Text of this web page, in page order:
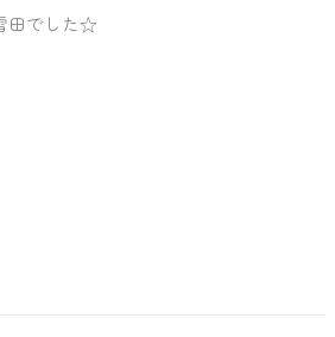
田でした☆